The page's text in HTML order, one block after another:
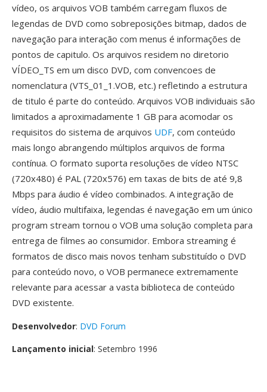
vídeo, os arquivos VOB também carregam fluxos de
legendas de DVD como sobreposições bitmap, dados de
navegação para interação com menus é informações de
pontos de capitulo. Os arquivos residem no diretorio
VÍDEO_TS em um disco DVD, com convencoes de
nomenclatura (VTS_01_1.VOB, etc.) refletindo a estrutura
de titulo é parte do conteúdo. Arquivos VOB individuais são
limitados a aproximadamente 1 GB para acomodar os
requisitos do sistema de arquivos UDF, com conteúdo
mais longo abrangendo múltiplos arquivos de forma
contínua. O formato suporta resoluções de vídeo NTSC
(720x480) é PAL (720x576) em taxas de bits de até 9,8
Mbps para áudio é vídeo combinados. A integração de
vídeo, áudio multifaixa, legendas é navegação em um único
program stream tornou o VOB uma solução completa para
entrega de filmes ao consumidor. Embora streaming é
formatos de disco mais novos tenham substituído o DVD
para conteúdo novo, o VOB permanece extremamente
relevante para acessar a vasta biblioteca de conteúdo
DVD existente.
Desenvolvedor: DVD Forum
Lançamento inicial: Setembro 1996